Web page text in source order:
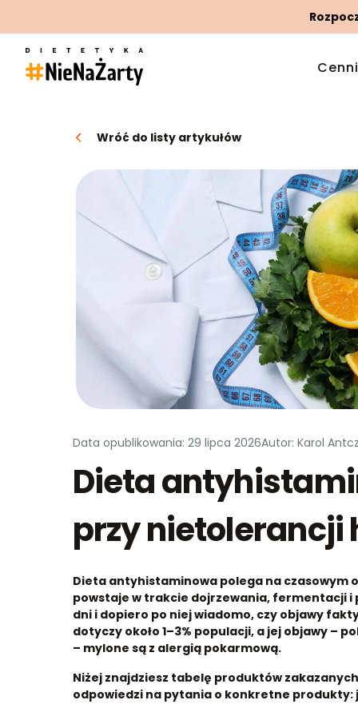
Wróć do listy artykułów
Data opublikowania: 29 lipca 2026Autor: Karol
Dieta
przy nietolerancji
Dieta antyhistaminowa polega na
powstaje w trakcie dojrzewania, fermentacji i
dni i dopiero po niej wiadomo, czy objawy
dotyczy około 1–3% populacji, a jej objawy –
– mylone są z alergią pokarmową.
Niżej znajdziesz tabelę produktów
odpowiedzi na pytania o konkretne produkty: